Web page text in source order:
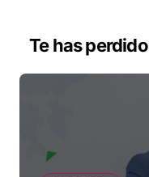
Te has perdido